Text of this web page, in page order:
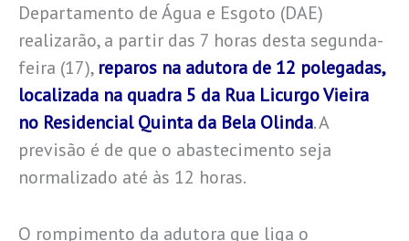
Departamento de Água e Esgoto (DAE)
realizarão, a partir das 7 horas desta segunda-
feira (17), reparos na adutora de 12 polegadas,
localizada na quadra 5 da Rua Licurgo Vieira
no Residencial Quinta da Bela Olinda. A
previsão é de que o abastecimento seja
normalizado até às 12 horas.
O rompimento da adutora que liga o